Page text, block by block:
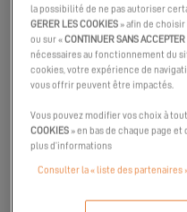
Toute l'équipe de Globe
Club pour
Ne manquez pas cette
Team pour
la possibilité de ne pas autoriser
GERER LES COOKIES » afin de
ou sur «CONTINUER SANS ACCEPTER
nécessaires au fonctionnement du
cookies, votre expérience de
vous offrir peuvent être impactés.
Vous pouvez modifier vos choix à
COOKIES » en bas de chaque page
plus d’informations
Consulter la « liste des partenaires